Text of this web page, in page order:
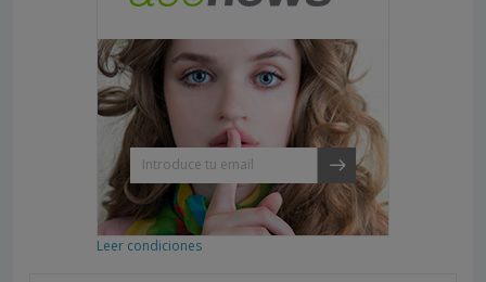
Leer condiciones